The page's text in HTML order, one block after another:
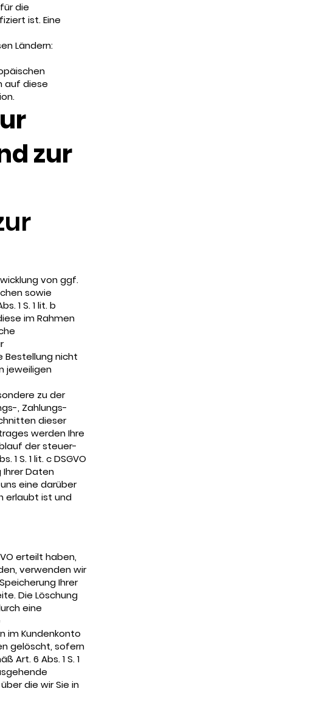
die
ist. Eine
Ländern:
auf diese
zur
von ggf.
sowie
1 S. 1 lit. b
im Rahmen
Bestellung nicht
jeweiligen
zu der
, Zahlungs-
dieser
werden Ihre
der steuer-
S. 1 lit. c DSGVO
Ihrer Daten
eine darüber
erlaubt ist und
erteilt haben,
verwenden wir
Ihrer
Die Löschung
eine
im Kundenkonto
gelöscht, sofern
Art. 6 Abs. 1 S. 1
die wir Sie in